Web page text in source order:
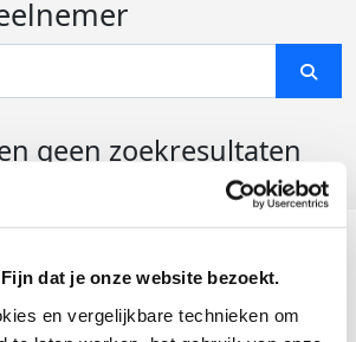
dat je onze website bezoekt.
en vergelijkbare technieken om
geen zoekresultaten